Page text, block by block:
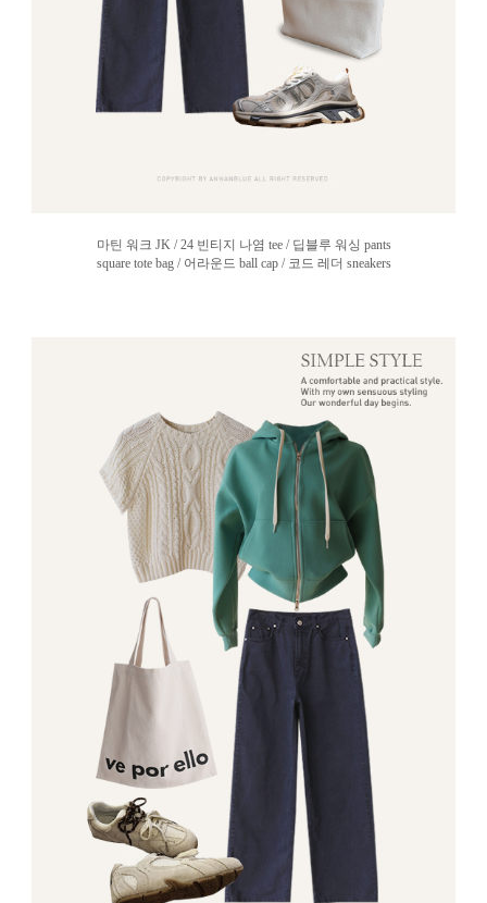
마틴 워크 JK / 24 빈티지 나염 tee / 딥블루 워싱 pants
square tote bag / 어라운드 ball cap / 코드 레더 sneakers